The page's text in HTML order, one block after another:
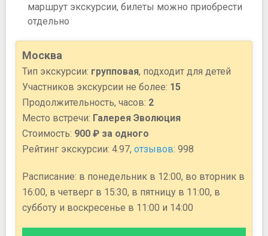
маршрут экскурсии, билеты можно приобрести
отдельно
Москва
Тип экскурсии: групповая, подходит для детей
Участников экскурсии не более: 15
Продолжительность, часов: 2
Место встречи: Галерея Эволюция
Стоимость: 900 ₽ за одного
Рейтинг экскурсии: 4.97, отзывов: 998
Расписание: в понедельник в 12:00, во вторник в
16:00, в четверг в 15:30, в пятницу в 11:00, в
субботу и воскресенье в 11:00 и 14:00